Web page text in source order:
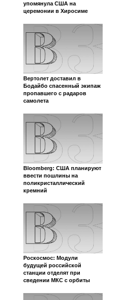
упомянула США на
церемонии в Хиросиме
Вертолет доставил в
Бодайбо спасенный экипаж
пропавшего с радаров
самолета
Bloomberg: США планируют
ввести пошлины на
поликристаллический
кремний
Роскосмос: Модули
будущей российской
станции отделят при
сведении МКС с орбиты